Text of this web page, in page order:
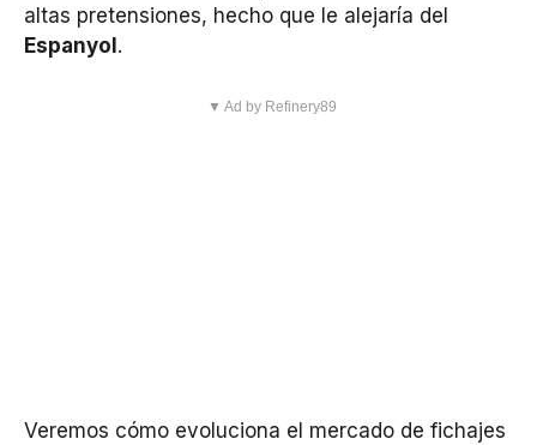
altas pretensiones, hecho que le alejaría del
Espanyol .
▼ Ad by Refinery89
Veremos cómo evoluciona el mercado de fichajes